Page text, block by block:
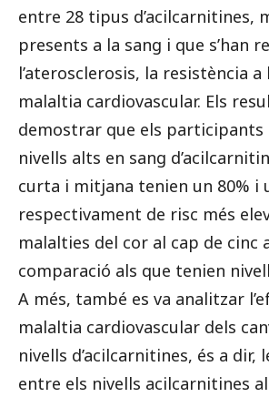
entre 28 tipus d’acilcarnitines,
presents a la sang i que s’han
l’aterosclerosis, la resistència
malaltia cardiovascular. Els
demostrar que els participants
nivells alts en sang
curta i mitjana tenien un 80% i
respectivament de risc més
malalties del cor al cap de cinc
comparació als que tenien
A més, també es va analitzar
malaltia cardiovascular dels
nivells d’acilcarnitines, és a dir,
entre els nivells acilcarnitines al